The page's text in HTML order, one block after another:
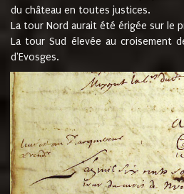
du château en toutes justices.
La tour Nord aurait été érigée sur le
La tour Sud élevée au croisement
d'Evosges.